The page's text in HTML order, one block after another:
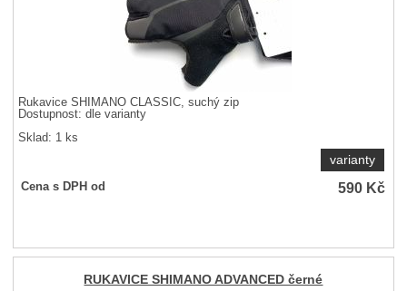
Rukavice SHIMANO CLASSIC, suchý zip
Dostupnost:dle varianty
Sklad: 1 ks
varianty
Cena s DPH od 590 Kč
RUKAVICE SHIMANO ADVANCED černé